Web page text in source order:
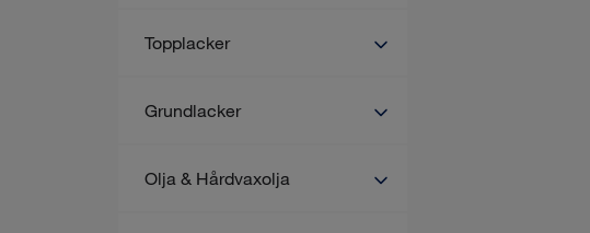
Topplacker
Grundlacker
Olja & Hårdvaxolja